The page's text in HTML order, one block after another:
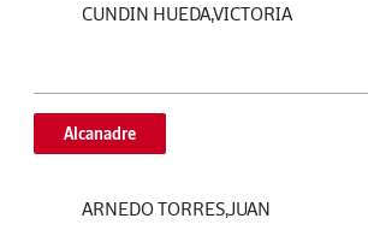
CUNDIN HUEDA,VICTORIA
Alcanadre
ARNEDO TORRES,JUAN